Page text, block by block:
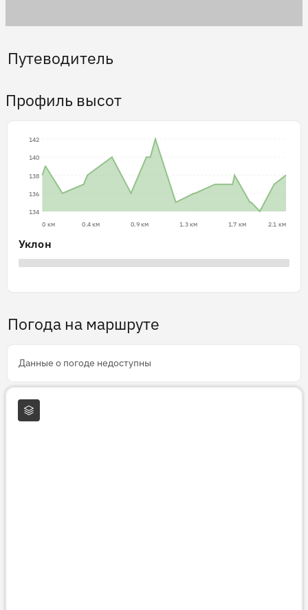
Путеводитель
Профиль высот
134
136
138
140
142
0 км 0.4 км 0.9 км 1.3 км 1.7 км 2.1 км
Уклон
Погода на маршруте
Данные о погоде недоступны